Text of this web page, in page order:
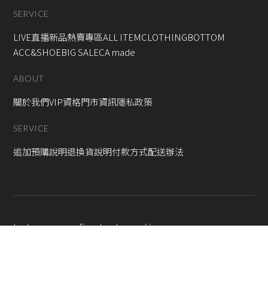
SERVICE
LIVE直播新品熱賣專區ALL ITEMCLOTHINGBOTTOM
ACC&SHOEBIG SALECA made
ABOUT
關於我們VIP資格門市資訊隱私政策
SERVICE
追加預購說明退換貨說明付款方式配送辦法
Instagram Facebook Line